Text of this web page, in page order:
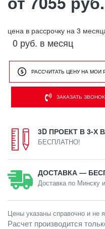
цена в рассрочку на 3
0 руб. в месяц
РАССЧИТАТЬ ЦЕНУ НА МОИ
ЗАКАЗАТЬ ЗВОНОК
Цены указаны справочно и не
Расчет производится
3D ПРОЕКТ В 3-Х
БЕСПЛАТНО!
ДОСТАВКА —
Доставка по